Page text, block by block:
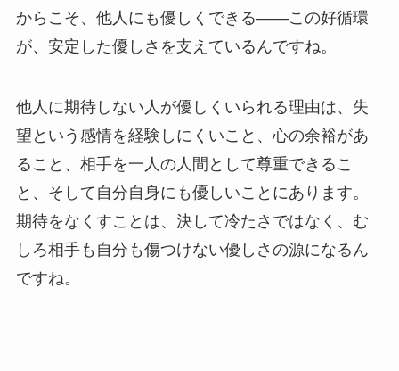
からこそ、他人にも優しくできる——この好循環
が、安定した優しさを支えているんですね。
他人に期待しない人が優しくいられる理由は、失
望という感情を経験しにくいこと、心の余裕があ
ること、相手を一人の人間として尊重できるこ
と、そして自分自身にも優しいことにあります。
期待をなくすことは、決して冷たさではなく、む
しろ相手も自分も傷つけない優しさの源になるん
ですね。